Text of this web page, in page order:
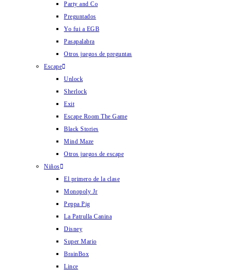
Party and Co
Preguntados
Yo fui a EGB
Pasapalabra
Otros juegos de preguntas
Escape
Unlock
Sherlock
Exit
Escape Room The Game
Black Stories
Mind Maze
Otros juegos de escape
Niños
El primero de la clase
Monopoly Jr
Peppa Pig
La Patrulla Canina
Disney
Super Mario
BrainBox
Lince